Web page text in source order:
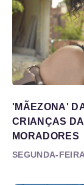
'MÃEZONA'
CRIANÇAS
MORADORES
SEGUNDA-